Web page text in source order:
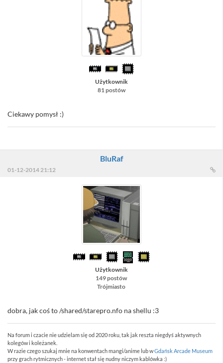
Użytkownik
81 postów
Ciekawy pomysł :)
BluRaf
01-12-2014 21:12
Użytkownik
149 postów
Trójmiasto
dobra, jak coś to /shared/starepro.nfo na shellu :3
Na forum i czacie nie udzielam się od 2020 roku, tak jak reszta niegdyś aktywnych
kolegów i koleżanek.
W razie czego szukaj mnie na konwentach mangi/anime lub wGdańsk Arcade Museum
przy grach rytmicznych - internet stał się nudny niczym kablówka :)